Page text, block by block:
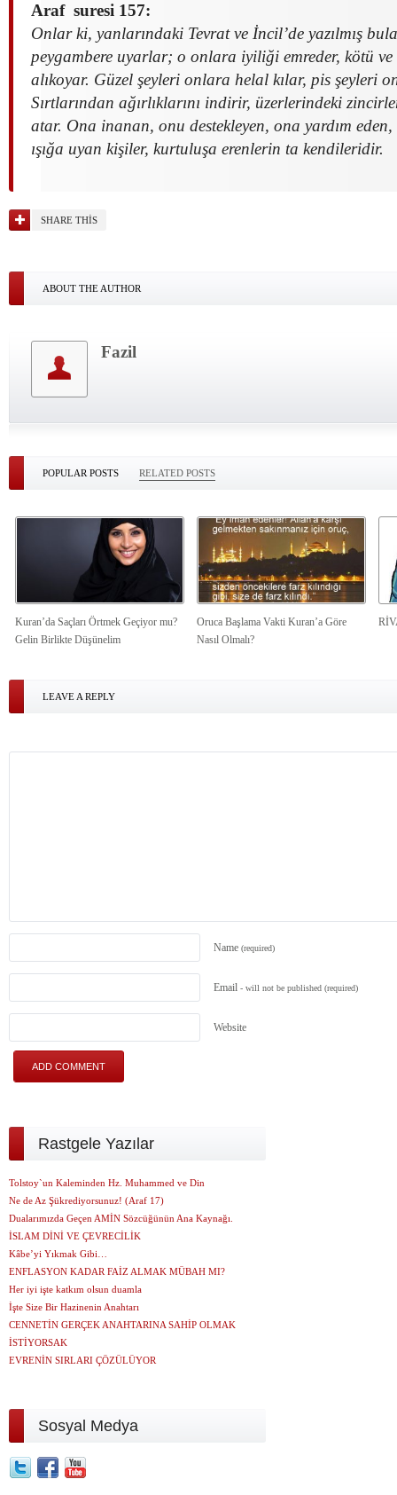
Araf suresi 157:
Onlar ki, yanlarındaki Tevrat ve İncil’de yazılmış
peygambere uyarlar; o onlara iyiliği emreder, kötü
alıkoyar. Güzel şeyleri onlara helal kılar, pis şeyleri
Sırtlarından ağırlıklarını indirir, üzerlerindeki
atar. Ona inanan, onu destekleyen, ona yardım
ışığa uyan kişiler, kurtuluşa erenlerin ta kendileridir.
SHARE THIS
ABOUT THE AUTHOR
Fazil
POPULAR POSTS RELATED POSTS
Kuran’da Saçları Örtmek Geçiyor mu?
Gelin Birlikte Düşünelim
Oruca Başlama Vakti Kuran’a Göre
Nasıl Olmalı?
LEAVE A REPLY
Name (required)
Email - will not be published (required)
Website
Rastgele Yazılar
Tolstoy`un Kaleminden Hz. Muhammed ve Din
Ne de Az Şükrediyorsunuz! (Araf 17)
Dualarımızda Geçen AMİN Sözcüğünün Ana Kaynağı.
İSLAM DİNİ VE ÇEVRECİLİK
Kâbe’yi Yıkmak Gibi…
ENFLASYON KADAR FAİZ ALMAK MÜBAH MI?
Her iyi işte katkım olsun duamla
İşte Size Bir Hazinenin Anahtarı
CENNETİN GERÇEK ANAHTARINA SAHİP OLMAK
İSTİYORSAK
EVRENİN SIRLARI ÇÖZÜLÜYOR
Sosyal Medya